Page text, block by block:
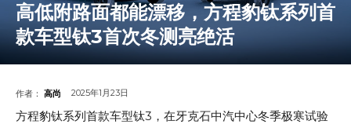
高低附路面都能漂移，方程豹钛系列首
款车型钛3首次冬测亮绝活
作者： 高尚 2025年1月23日
方程豹钛系列首款车型钛3，在牙克石中汽中心冬季极寒试验